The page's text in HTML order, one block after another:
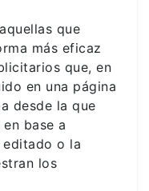
que
más eficaz
que, en
en una página
desde la que
base a
o la
los